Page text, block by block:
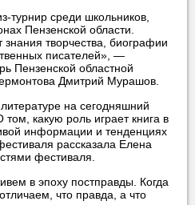
турнир среди школьников,
Пензенской области.
творчества, биографии
писателей», —
Пензенской областной
Дмитрий Мурашов.
на сегодняшний
том, какую роль играет книга в
информации и тенденциях
рассказала Елена
фестиваля.
в эпоху постправды. Когда
что правда, а что